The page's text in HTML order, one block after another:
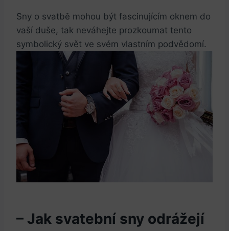
Sny o svatbě mohou být⁣ fascinujícím oknem ​do
vaší​ duše,⁢ tak neváhejte prozkoumat tento
symbolický svět ve svém vlastním podvědomí.
– Jak ​svatební sny odrážejí